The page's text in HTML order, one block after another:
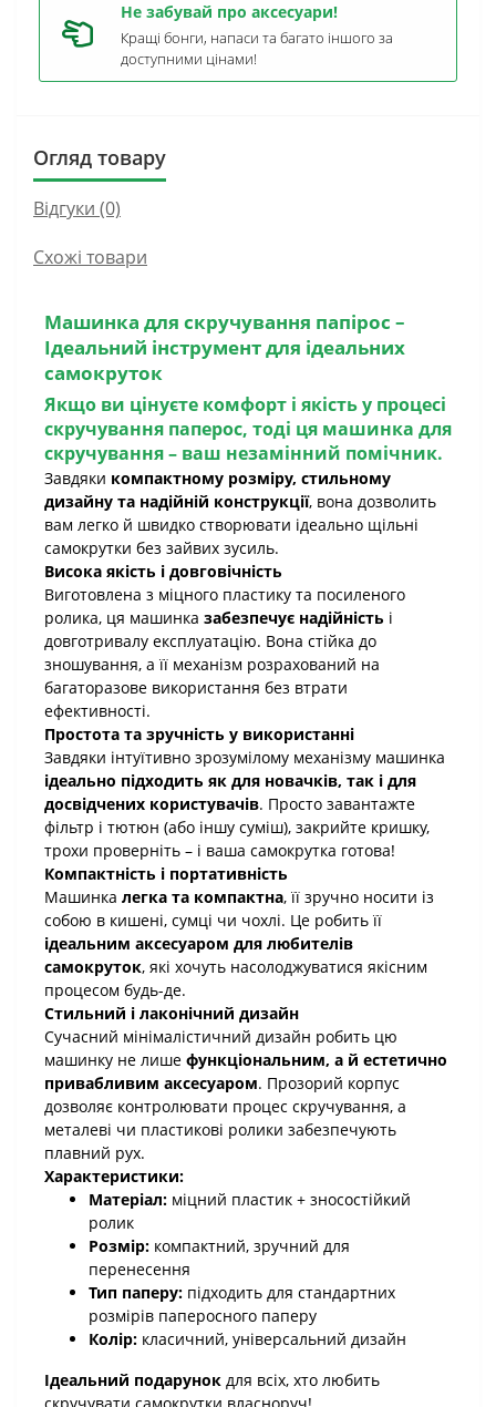
Не забувай про аксесуари!
Кращі бонги, напаси та багато іншого за
доступними цінами!
Огляд товару
Відгуки (0)
Схожі товари
Машинка для скручування папірос –
Ідеальний інструмент для ідеальних
самокруток
Якщо ви цінуєте комфорт і якість у процесі
скручування паперос, тоді ця машинка для
скручування– ваш незамінний помічник.
Завдяки компактному розміру, стильному
дизайну та надійній конструкції, вона дозволить
вам легко й швидко створювати ідеально щільні
самокрутки без зайвих зусиль.
Висока якість і довговічність
Виготовлена з міцного пластику та посиленого
ролика, ця машинка забезпечує надійність і
довготривалу експлуатацію. Вона стійка до
зношування, а її механізм розрахований на
багаторазове використання без втрати
ефективності.
Простота та зручність у використанні
Завдяки інтуїтивно зрозумілому механізму машинка
ідеально підходить як для новачків, так і для
досвідчених користувачів. Просто завантажте
фільтр і тютюн (або іншу суміш), закрийте кришку,
трохи проверніть – і ваша самокрутка готова!
Компактність і портативність
Машинка легка та компактна, її зручно носити із
собою в кишені, сумці чи чохлі. Це робить її
ідеальним аксесуаром для любителів
самокруток, які хочуть насолоджуватися якісним
процесом будь-де.
Стильний і лаконічний дизайн
Сучасний мінімалістичний дизайн робить цю
машинку не лише функціональним, а й естетично
привабливим аксесуаром. Прозорий корпус
дозволяє контролювати процес скручування, а
металеві чи пластикові ролики забезпечують
плавний рух.
Характеристики:
Матеріал: міцний пластик + зносостійкий
ролик
Розмір: компактний, зручний для
перенесення
Тип паперу: підходить для стандартних
розмірів паперосного паперу
Колір: класичний, універсальний дизайн
Ідеальний подарунок для всіх, хто любить